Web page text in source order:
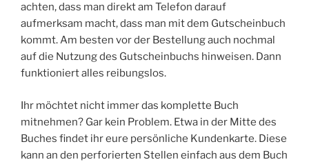
achten, dass man direkt am Telefon darauf
aufmerksam macht, dass man mit dem Gutscheinbuch
kommt. Am besten vor der Bestellung auch nochmal
auf die Nutzung des Gutscheinbuchs hinweisen. Dann
funktioniert alles reibungslos.
Ihr möchtet nicht immer das komplette Buch
mitnehmen? Gar kein Problem. Etwa in der Mitte des
Buches findet ihr eure persönliche Kundenkarte. Diese
kann an den perforierten Stellen einfach aus dem Buch